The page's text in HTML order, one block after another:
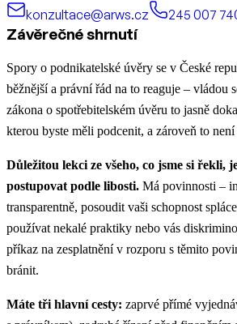
konzultace@arws.cz
245 007
Závěrečné shrnutí
Spory o podnikatelské úvěry se v České
běžnější a právní řád na to reaguje – vládou
zákona o spotřebitelském úvěru to jasně
kterou byste měli podcenit, a zároveň to
Důležitou lekci ze všeho, co jsme si řekli,
postupovat podle libosti. Má povinnosti –
transparentně, posoudit vaši schopnost
používat nekalé praktiky nebo vás
příkaz na zesplatnění v rozporu s těmito
bránit.
Máte tři hlavní cesty: zaprvé přímé